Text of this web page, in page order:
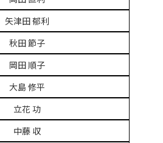
矢津田 郁利
秋田 節子
岡田 順子
大島 修平
立花 功
中藤 収